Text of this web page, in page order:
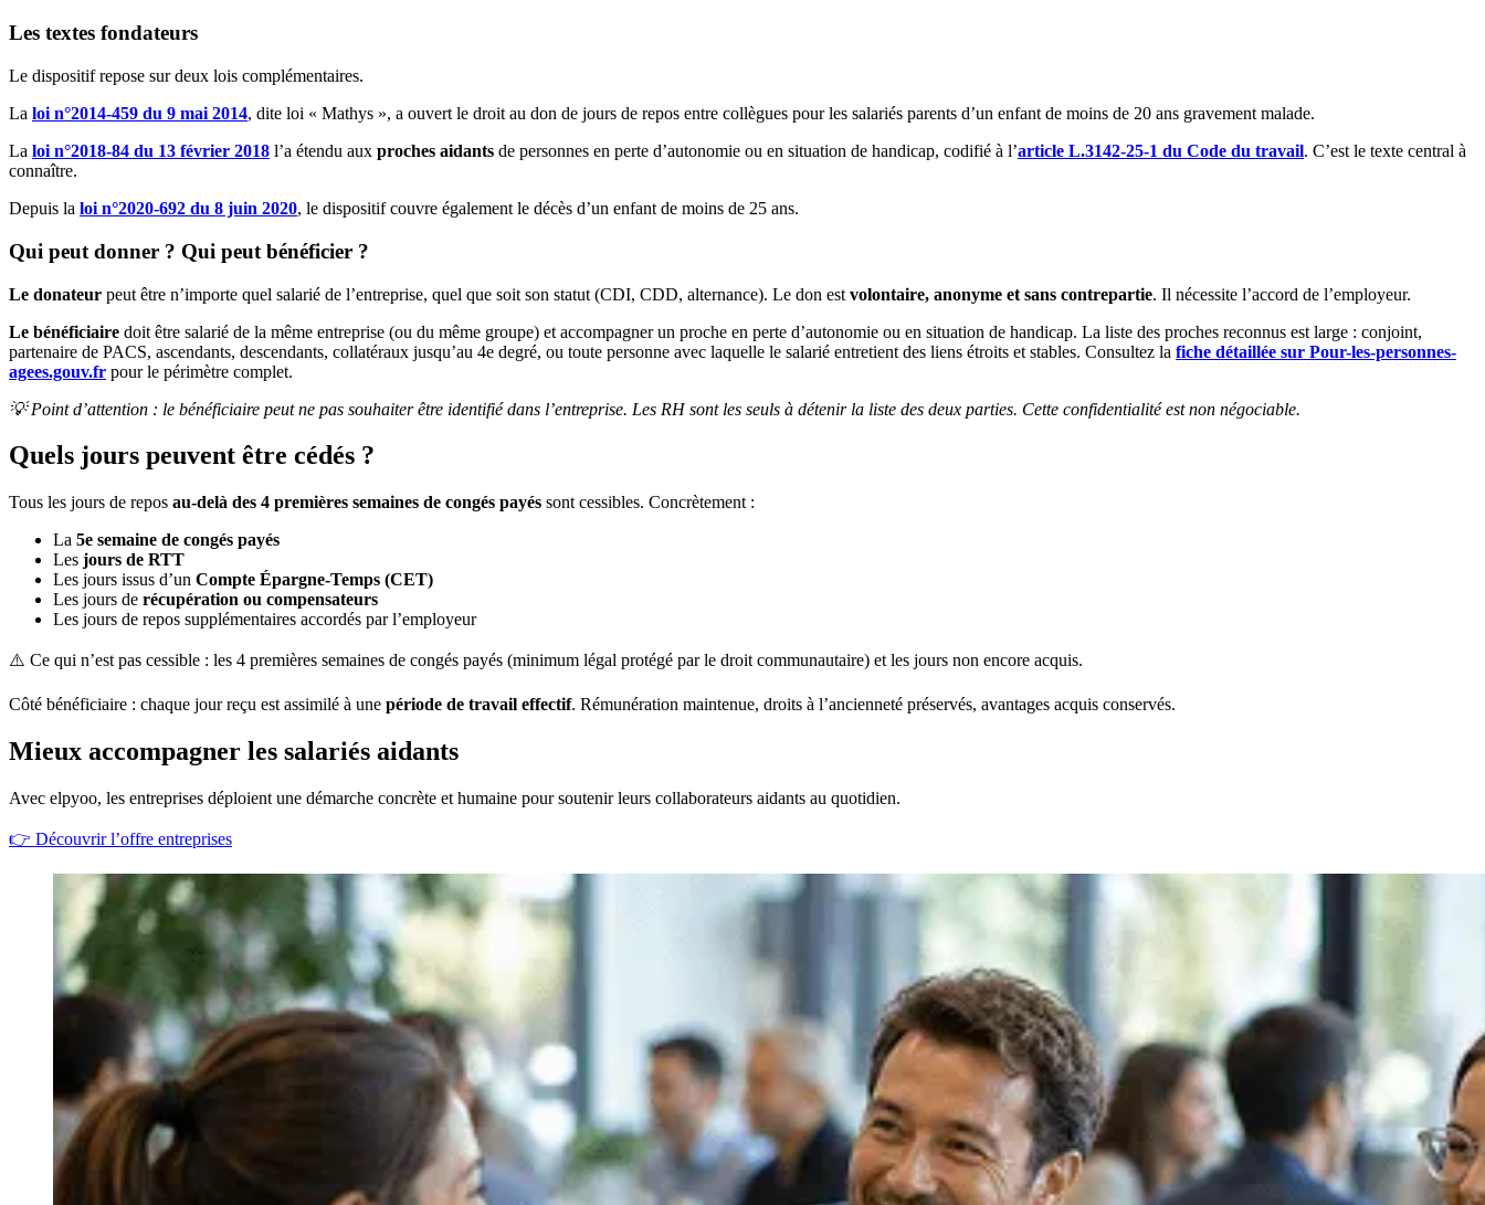
Les textes fondateurs
Le dispositif repose sur deux lois complémentaires.
La loi n°2014-459 du 9 mai 2014, dite loi « Mathys », a ouvert le droit au don de jours de repos entre collègues pour les salariés parents d’un enfant de moins de 20 ans gravement malade.
La loi n°2018-84 du 13 février 2018 l’a étendu aux proches aidants de personnes en perte d’autonomie ou en situation de handicap, codifié à l’article L.3142-25-1 du Code du travail. C’est le texte central à
connaître.
Depuis la loi n°2020-692 du 8 juin 2020, le dispositif couvre également le décès d’un enfant de moins de 25 ans.
Qui peut donner ? Qui peut bénéficier ?
Le donateur peut être n’importe quel salarié de l’entreprise, quel que soit son statut (CDI, CDD, alternance). Le don est volontaire, anonyme et sans contrepartie. Il nécessite l’accord de l’employeur.
Le bénéficiaire doit être salarié de la même entreprise (ou du même groupe) et accompagner un proche en perte d’autonomie ou en situation de handicap. La liste des proches reconnus est large : conjoint,
partenaire de PACS, ascendants, descendants, collatéraux jusqu’au 4e degré, ou toute personne avec laquelle le salarié entretient des liens étroits et stables. Consultez la fiche détaillée sur Pour-les-personnes-
agees.gouv.fr pour le périmètre complet.
💡 Point d’attention : le bénéficiaire peut ne pas souhaiter être identifié dans l’entreprise. Les RH sont les seuls à détenir la liste des deux parties. Cette confidentialité est non négociable.
Quels jours peuvent être cédés ?
Tous les jours de repos au-delà des 4 premières semaines de congés payés sont cessibles. Concrètement :
La 5e semaine de congés payés
Les jours de RTT
Les jours issus d’un Compte Épargne-Temps (CET)
Les jours de récupération ou compensateurs
Les jours de repos supplémentaires accordés par l’employeur
⚠️ Ce qui n’est pas cessible : les 4 premières semaines de congés payés (minimum légal protégé par le droit communautaire) et les jours non encore acquis.
Côté bénéficiaire : chaque jour reçu est assimilé à une période de travail effectif. Rémunération maintenue, droits à l’ancienneté préservés, avantages acquis conservés.
Mieux accompagner les salariés aidants
Avec elpyoo, les entreprises déploient une démarche concrète et humaine pour soutenir leurs collaborateurs aidants au quotidien.
👉 Découvrir l’offre entreprises